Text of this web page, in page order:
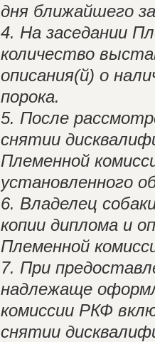
дня ближайшего
4. На заседании
количество
описания(й) о
порока.
5. После
снятии
Племенной
установленного
6. Владелец
копии диплома и
Племенной
7. При
надлежаще
комиссии РКФ
снятии